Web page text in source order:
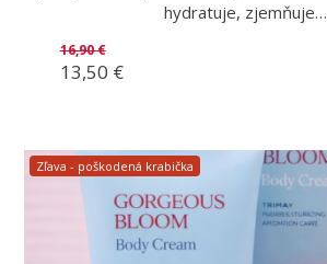
hydratuje, zjemňuje…
16,90€
13,50 €
Zľava - poškodená krabička